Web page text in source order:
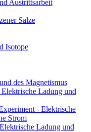
Austrittsarbeit
Salze
Isotope
des Magnetismus
Ladung und
- Elektrische
Strom
Ladung und